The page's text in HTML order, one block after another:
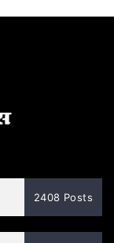
2408 Posts